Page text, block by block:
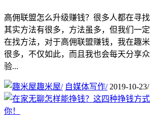
高佣联盟怎么升级赚钱？很多人都在寻
其实方法有很多，方法虽多，但我们一
在找方法，对于高佣联盟赚钱，我在趣
很多，不仅如此，而且我也会每天分享
验...
趣米屋/ 自媒体写作/ 2019-10-23/